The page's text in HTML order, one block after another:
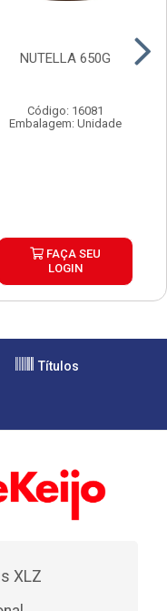
NUTELLA 650G
Código: 16081
Embalagem: Unidade
FAÇA SEU
LOGIN
Títulos
XLZ